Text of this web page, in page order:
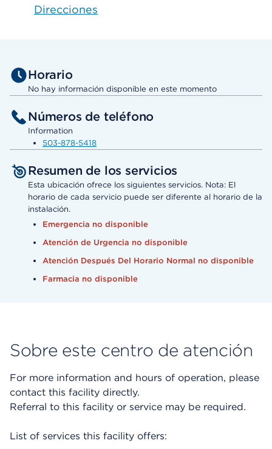
Direcciones
Horario
No hay información disponible en este momento
Números de teléfono
Information
503-878-5418
Resumen de los servicios
Esta ubicación ofrece los siguientes servicios. Nota: El
horario de cada servicio puede ser diferente al horario de la
instalación.
Emergencia no disponible
Atención de Urgencia no disponible
Atención Después Del Horario Normal no disponible
Farmacia no disponible
Sobre este centro de atención
For more information and hours of operation, please
contact this facility directly.
Referral to this facility or service may be required.
List of services this facility offers: